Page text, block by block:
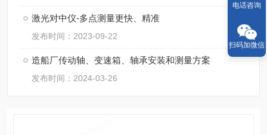
激光对中仪-多点测量更快、精准
发布时间：2023-09-22
造船厂传动轴、变速箱、轴承安装和测量方案
发布时间：2024-03-26
电话咨询
扫码加微信